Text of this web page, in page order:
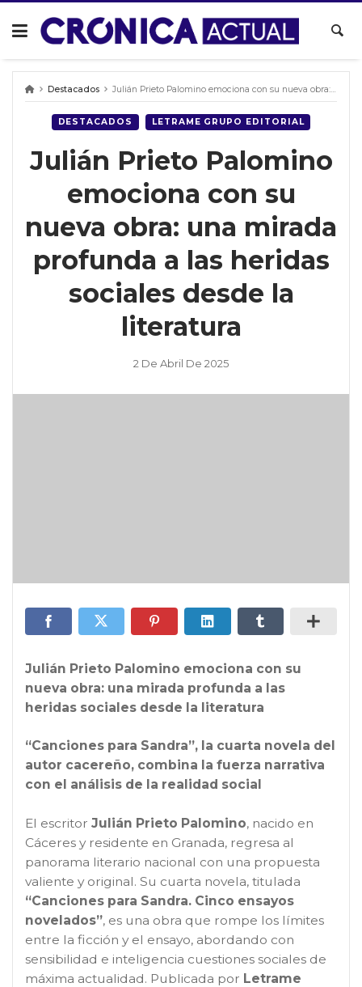
Skip
content
Destacados Julián Prieto Palomino emociona con su nueva obra: una mirada profunda a las heridas sociales desde la literatura
DESTACADOS LETRAME GRUPO EDITORIAL
Julián Prieto Palomino
emociona con su
nueva obra: una mirada
profunda a las heridas
sociales desde la
literatura
2 De Abril De 2025
Julián Prieto Palomino emociona con su
nueva obra: una mirada profunda a las
heridas sociales desde la literatura
“Canciones para Sandra”, la cuarta novela del
autor cacereño, combina la fuerza narrativa
con el análisis de la realidad social
El escritor Julián Prieto Palomino, nacido en
Cáceres y residente en Granada, regresa al
panorama literario nacional con una propuesta
valiente y original. Su cuarta novela, titulada
“Canciones para Sandra. Cinco ensayos
novelados”, es una obra que rompe los límites
entre la ficción y el ensayo, abordando con
sensibilidad e inteligencia cuestiones sociales de
máxima actualidad. Publicada por Letrame